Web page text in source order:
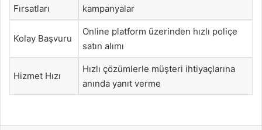
Fırsatları
kampanyalar
Kolay Başvuru
Online platform üzerinden hızlı poliçe
satın alımı
Hizmet Hızı
Hızlı çözümlerle müşteri ihtiyaçlarına
anında yanıt verme